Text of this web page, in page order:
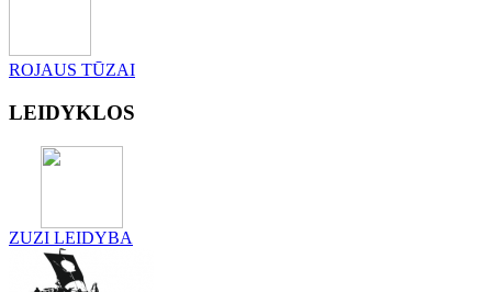
ROJAUS TŪZAI
LEIDYKLOS
ZUZI LEIDYBA